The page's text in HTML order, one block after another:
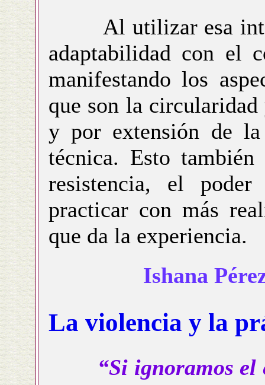
Al utilizar esa
adaptabilidad con el
manifestando los
que son la
y por extensión de
técnica. Esto
resistencia, el
practicar con más
que da la experiencia.
Ishana
La violencia y la
“Si ignoramos el